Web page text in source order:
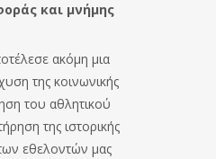
και μνήμης
ακόμη μια
της κοινωνικής
του αθλητικού
της ιστορικής
εθελοντών μας